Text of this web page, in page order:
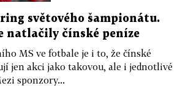
světového šampionátu.
natlačily čínské peníze
MS ve fotbale je i to, že čínské
jen akci jako takovou, ale i jednotlivé
sponzory...